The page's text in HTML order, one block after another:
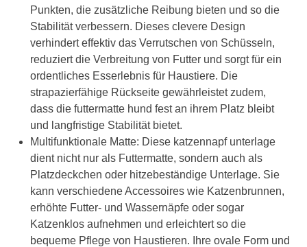
Punkten, die zusätzliche Reibung bieten und so die
Stabilität verbessern. Dieses clevere Design
verhindert effektiv das Verrutschen von Schüsseln,
reduziert die Verbreitung von Futter und sorgt für ein
ordentliches Esserlebnis für Haustiere. Die
strapazierfähige Rückseite gewährleistet zudem,
dass die futtermatte hund fest an ihrem Platz bleibt
und langfristige Stabilität bietet.
Multifunktionale Matte: Diese katzennapf unterlage
dient nicht nur als Futtermatte, sondern auch als
Platzdeckchen oder hitzebeständige Unterlage. Sie
kann verschiedene Accessoires wie Katzenbrunnen,
erhöhte Futter- und Wassernäpfe oder sogar
Katzenklos aufnehmen und erleichtert so die
bequeme Pflege von Haustieren. Ihre ovale Form und